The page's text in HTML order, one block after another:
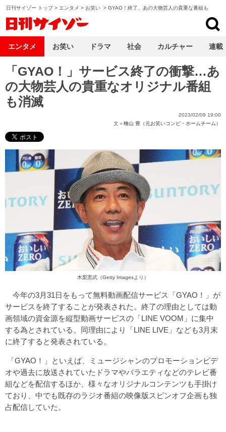
日刊サイゾー トップ> エンタメ > お笑い > GYAO！終了、あの大物芸人の貴重な番組も
「GYAO！」サービス終了の衝撃…あ
の大物芸人の貴重なオリジナル番組
も消滅
2023/02/09 19:00
文＝檜山 豊（元お笑いコンビ・ホームチーム）
木梨憲武（Getty Imagesより）
今年の3月31日をもって無料動画配信サービス「GYAO！」が
サービスを終了することが発表された。終了の理由としては動
画領域の資金源を縦型動画サービスの「LINE VOOM」に集中
する為とされている。同理由により「LINE LIVE」なども3月末
に終了すると発表されている。
「GYAO！」といえば、ミュージシャンのプロモーションビデ
オや過去に放送されていたドラマやバラエティなどのテレビ番
組などを配信するほか、様々なオリジナルコンテンツも手掛け
ており、中でも既存のラジオ番組の映像版スピンオフ企画も独
占配信していた。
エンタメ お笑い ドラマ 社会 カルチャー 連載